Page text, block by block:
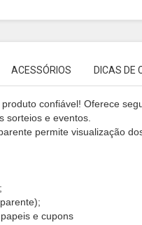
ACESSÓRIOS DICAS DE
confiável! Oferece
sorteios e eventos.
permite visualização
e cupons